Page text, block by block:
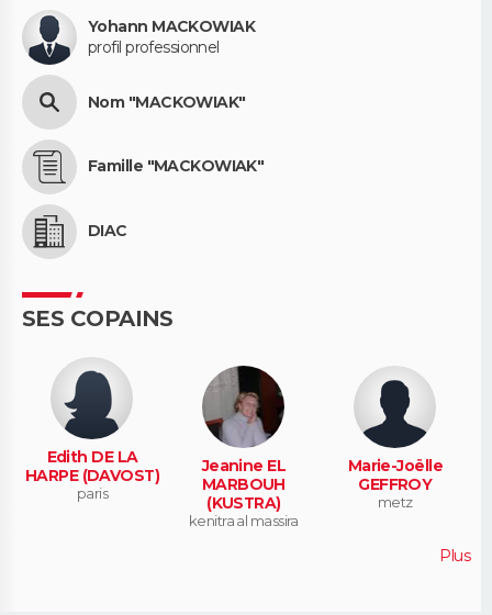
Yohann MACKOWIAK
profil professionnel
Nom "MACKOWIAK"
Famille "MACKOWIAK"
DIAC
SES COPAINS
Edith DE LA
HARPE (DAVOST)
paris
Jeanine EL
MARBOUH
(KUSTRA)
kenitra al massira
Marie-Joëlle
GEFFROY
metz
Plus